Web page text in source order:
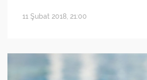
11 Şubat 2018, 21:00